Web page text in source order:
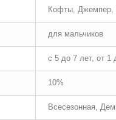
Кофты, Джемпер,
для мальчиков
с 5 до 7 лет, от 1
10%
Всесезонная,